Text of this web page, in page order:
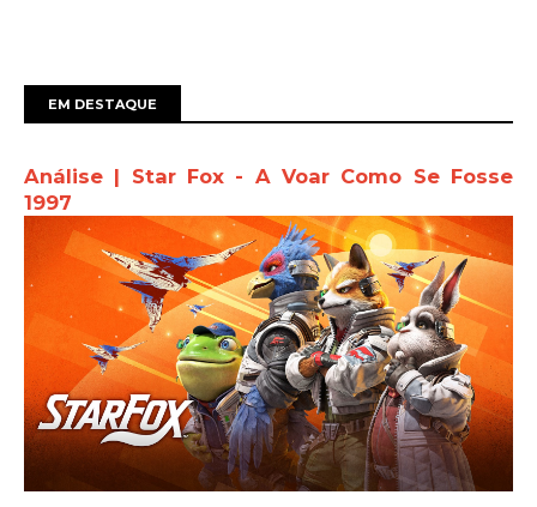
EM DESTAQUE
Análise | Star Fox - A Voar Como Se Fosse
1997